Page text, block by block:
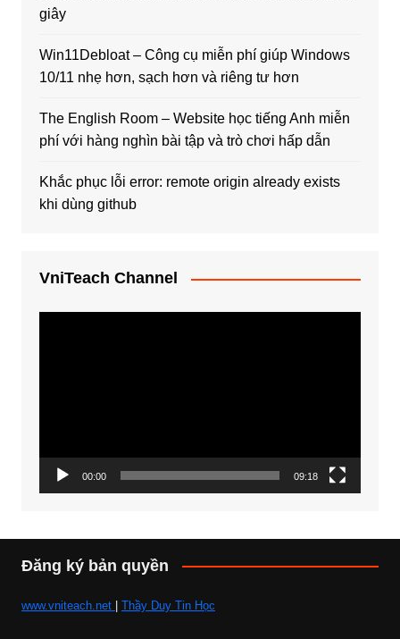
giây
Win11Debloat – Công cụ miễn phí giúp Windows
10/11 nhẹ hơn, sạch hơn và riêng tư hơn
The English Room – Website học tiếng Anh miễn
phí với hàng nghìn bài tập và trò chơi hấp dẫn
Khắc phục lỗi error: remote origin already exists
khi dùng github
VniTeach Channel
00:00 09:18
Đăng ký bản quyền
www.vniteach.net | Thầy Duy Tin Học